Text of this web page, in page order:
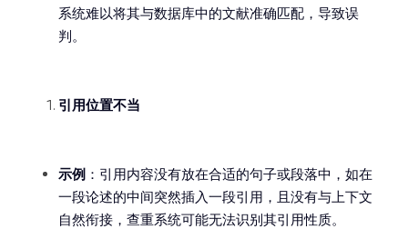
系统难以将其与数据库中的文献准确匹配，导致误
判。
引用位置不当
示例 ：引用内容没有放在合适的句子或段落中，如在
一段论述的中间突然插入一段引用，且没有与上下文
自然衔接，查重系统可能无法识别其引用性质。